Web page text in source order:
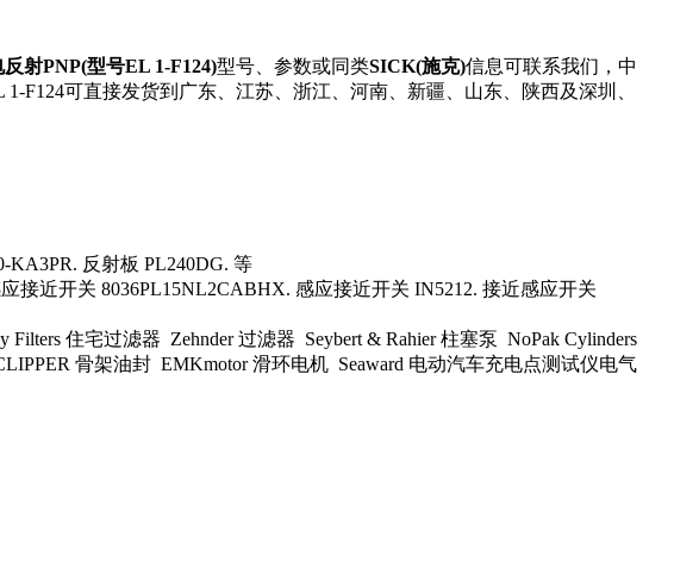
反射PNP(型号EL 1-F124)型号、参数或同类SICK(施克)信息可联系我们，中
F124可直接发货到广东、江苏、浙江、河南、新疆、山东、陕西及深圳、
KA3PR. 反射板 PL240DG. 等
接近开关 8036PL15NL2CABHX. 感应接近开关 IN5212. 接近感应开关
住宅过滤器 Zehnder 过滤器 Seybert & Rahier 柱塞泵 NoPak Cylinders
骨架油封 EMKmotor 滑环电机 Seaward 电动汽车充电点测试仪电气